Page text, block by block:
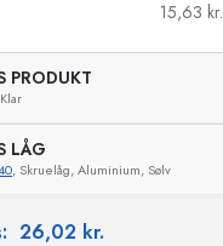
15,63 kr.
PRODUKT
Klar
LÅG
, Skruelåg, Aluminium, Sølv
26,02 kr.